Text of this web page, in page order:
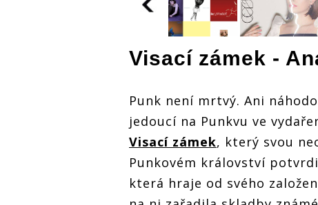
TOP 10 | Visací
Albové žně první
2020
zámek,
Albové žně
poloviny
2020
Visací zámek -
Punk není mrtvý. Ani
jedoucí na Punkvu ve
Visací zámek, který svou
Punkovém království
která hraje od svého